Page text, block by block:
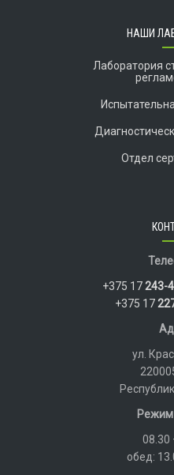
НАШИ
Лаборатория
Отдел
+375 17243-
+375 17
ул.
Режим
08.30
обед: